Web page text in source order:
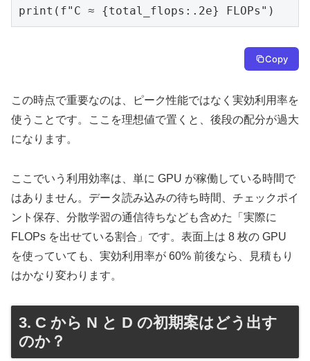
print(f"C ≈ {total_flops:.2e} FLOPs")
Copy
この時点で重要なのは、ピーク性能ではなく実効利用率を
使うことです。ここを理想値で置くと、後段の配分が過大
になります。
ここでいう利用効率は、単に GPU が稼働している時間で
はありません。データ読み込みの待ち時間、チェックポイ
ント保存、分散学習の通信待ちなども含めた「実際に
FLOPs を出せている割合」です。表面上は 8 枚の GPU
を使っていても、実効利用率が 60% 前後なら、見積もり
はかなり変わります。
3. C から N と D の初期案はどう出す
のか？